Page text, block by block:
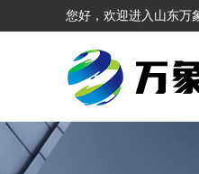
您好，欢迎进入山东万